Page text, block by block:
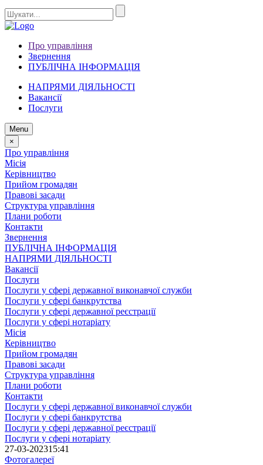
Про управління
Звернення
ПУБЛІЧНА ІНФОРМАЦІЯ
НАПРЯМИ ДІЯЛЬНОСТІ
Вакансії
Послуги
Menu
×
Про управління
Місія
Керівництво
Прийом громадян
Правові засади
Структура управління
Плани роботи
Контакти
Звернення
ПУБЛІЧНА ІНФОРМАЦІЯ
НАПРЯМИ ДІЯЛЬНОСТІ
Вакансії
Послуги
Послуги у сфері державної виконавчої служби
Послуги у сфері банкрутства
Послуги у сфері державної реєстрації
Послуги у сфері нотаріату
Місія
Керівництво
Прийом громадян
Правові засади
Структура управління
Плани роботи
Контакти
Послуги у сфері державної виконавчої служби
Послуги у сфері банкрутства
Послуги у сфері державної реєстрації
Послуги у сфері нотаріату
27-03-202315:41
Фотогалереї